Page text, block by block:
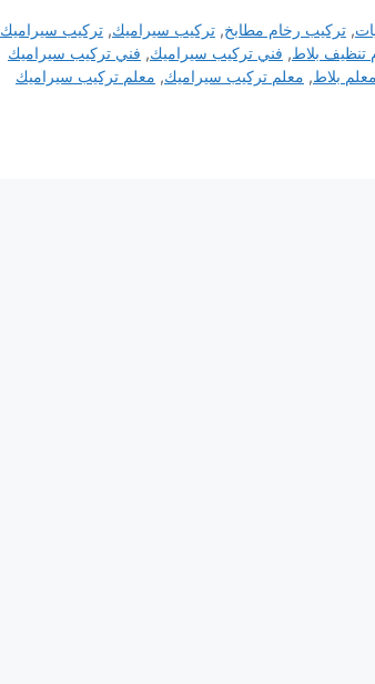
,تركيب رخام مطابخ,تركيب سيراميك,تركيب سيراميك
تنظيف بلاط, فني تركيب سيراميك, فني تركيب سيراميك
معلم بلاط, معلم تركيب سيراميك, معلم تركيب سيراميك